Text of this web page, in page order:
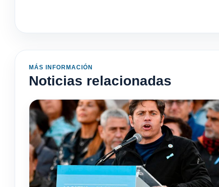
MÁS INFORMACIÓN
Noticias relacionadas